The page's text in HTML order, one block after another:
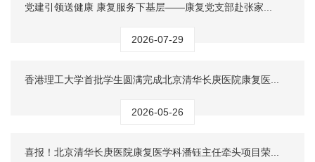
党建引领送健康 康复服务下基层——康复党支部赴张家...
2026-07-29
香港理工大学首批学生圆满完成北京清华长庚医院康复医...
2026-05-26
喜报！北京清华长庚医院康复医学科潘钰主任牵头项目荣...